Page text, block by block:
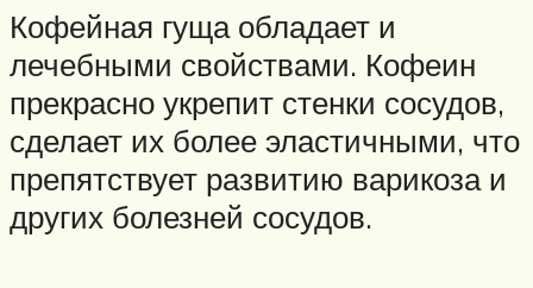
Кофейная гуща обладает и
лечебными свойствами. Кофеин
прекрасно укрепит стенки сосудов,
сделает их более эластичными, что
препятствует развитию варикоза и
других болезней сосудов.